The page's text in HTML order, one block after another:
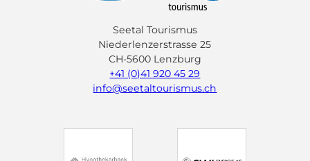
Seetal Tourismus
Niederlenzerstrasse 25
CH-5600 Lenzburg
+41 (0)41 920 45 29
info@seetaltourismus.ch